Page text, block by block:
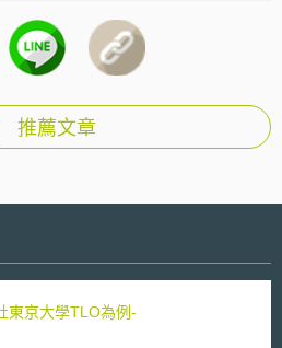
推薦文章
東京大學TLO為例-